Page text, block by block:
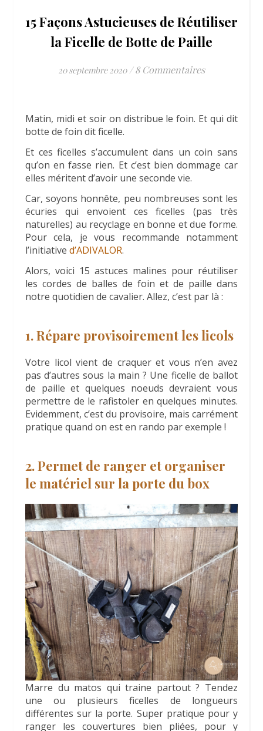
15 Façons Astucieuses de Réutiliser
la Ficelle de Botte de Paille
20 septembre 2020 / 8 Commentaires
Matin, midi et soir on distribue le foin. Et qui dit
botte de foin dit ficelle.
Et ces ficelles s’accumulent dans un coin sans
qu’on en fasse rien. Et c’est bien dommage car
elles méritent d’avoir une seconde vie.
Car, soyons honnête, peu nombreuses sont les
écuries qui envoient ces ficelles (pas très
naturelles) au recyclage en bonne et due forme.
Pour cela, je vous recommande notamment
l’initiative d’ADIVALOR.
Alors, voici 15 astuces malines pour réutiliser
les cordes de balles de foin et de paille dans
notre quotidien de cavalier. Allez, c’est par là :
1. Répare provisoirement les licols
Votre licol vient de craquer et vous n’en avez
pas d’autres sous la main ? Une ficelle de ballot
de paille et quelques noeuds devraient vous
permettre de le rafistoler en quelques minutes.
Evidemment, c’est du provisoire, mais carrément
pratique quand on est en rando par exemple !
2. Permet de ranger et organiser
le matériel sur la porte du box
Marre du matos qui traine partout ? Tendez
une ou plusieurs ficelles de longueurs
différentes sur la porte. Super pratique pour y
ranger les couvertures bien pliées, pour y